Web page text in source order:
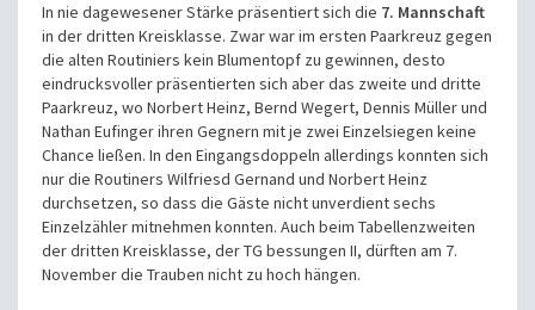
In nie dagewesener Stärke präsentiert sich die 7. Mannschaft
in der dritten Kreisklasse. Zwar war im ersten Paarkreuz gegen
die alten Routiniers kein Blumentopf zu gewinnen, desto
eindrucksvollerpräsentierten sich aber das zweite und dritte
Paarkreuz, wo Norbert Heinz, Bernd Wegert, Dennis Müller und
Nathan Eufinger ihren Gegnern mit je zwei Einzelsiegen keine
Chance ließen. In den Eingangsdoppeln allerdings konnten sich
nur die Routiners Wilfriesd Gernand und Norbert Heinz
durchsetzen, so dass die Gäste nicht unverdient sechs
Einzelzähler mitnehmen konnten. Auch beim Tabellenzweiten
der dritten Kreisklasse, der TG bessungen II, dürften am 7.
November die Trauben nicht zu hoch hängen.